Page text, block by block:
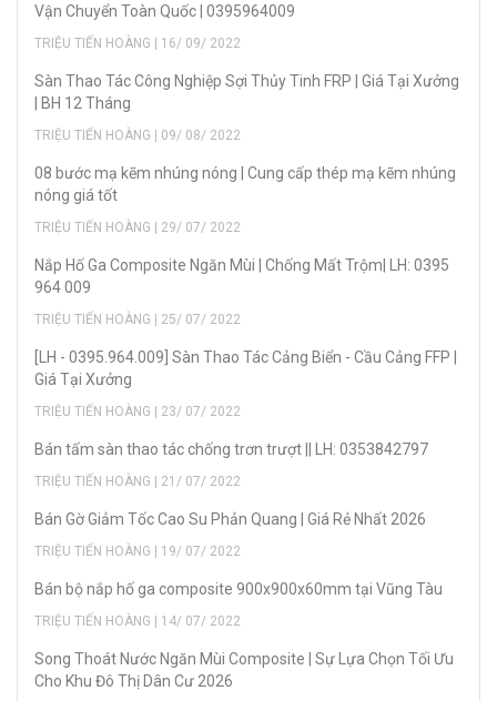
Vận Chuyển Toàn Quốc | 0395964009
TRIỆU TIẾN HOÀNG | 16/ 09/ 2022
Sàn Thao Tác Công Nghiệp Sợi Thủy Tinh FRP | Giá Tại Xưởng
| BH 12 Tháng
TRIỆU TIẾN HOÀNG | 09/ 08/ 2022
08 bước mạ kẽm nhúng nóng | Cung cấp thép mạ kẽm nhúng
nóng giá tốt
TRIỆU TIẾN HOÀNG | 29/ 07/ 2022
Nắp Hố Ga Composite Ngăn Mùi | Chống Mất Trộm| LH: 0395
964 009
TRIỆU TIẾN HOÀNG | 25/ 07/ 2022
[LH - 0395.964.009] Sàn Thao Tác Cảng Biển - Cầu Cảng FFP |
Giá Tại Xưởng
TRIỆU TIẾN HOÀNG | 23/ 07/ 2022
Bán tấm sàn thao tác chống trơn trượt || LH: 0353842797
TRIỆU TIẾN HOÀNG | 21/ 07/ 2022
Bán Gờ Giảm Tốc Cao Su Phản Quang | Giá Rẻ Nhất 2026
TRIỆU TIẾN HOÀNG | 19/ 07/ 2022
Bán bộ nắp hố ga composite 900x900x60mm tại Vũng Tàu
TRIỆU TIẾN HOÀNG | 14/ 07/ 2022
Song Thoát Nước Ngăn Mùi Composite | Sự Lựa Chọn Tối Ưu
Cho Khu Đô Thị Dân Cư 2026